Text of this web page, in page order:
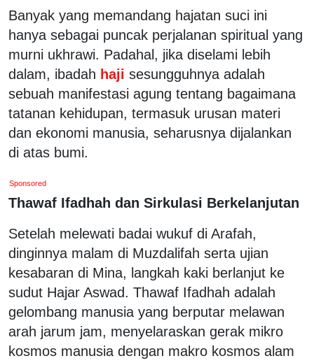
Banyak yang memandang hajatan suci ini
hanya sebagai puncak perjalanan spiritual yang
murni ukhrawi. Padahal, jika diselami lebih
dalam, ibadah haji sesungguhnya adalah
sebuah manifestasi agung tentang bagaimana
tatanan kehidupan, termasuk urusan materi
dan ekonomi manusia, seharusnya dijalankan
di atas bumi.
Sponsored
Thawaf Ifadhah dan Sirkulasi Berkelanjutan
Setelah melewati badai wukuf di Arafah,
dinginnya malam di Muzdalifah serta ujian
kesabaran di Mina, langkah kaki berlanjut ke
sudut Hajar Aswad. Thawaf Ifadhah adalah
gelombang manusia yang berputar melawan
arah jarum jam, menyelaraskan gerak mikro
kosmos manusia dengan makro kosmos alam